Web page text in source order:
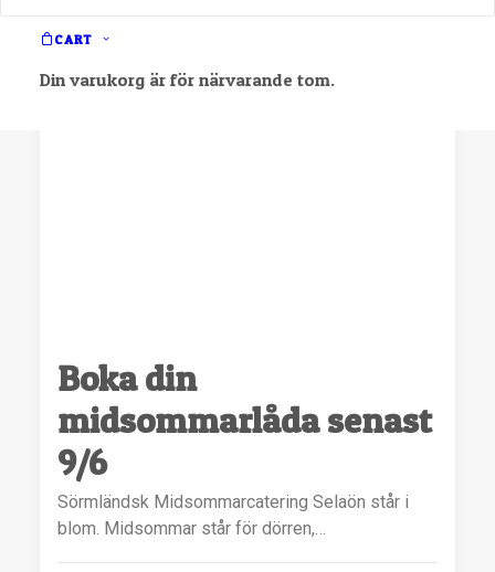
CART
Din varukorg är för närvarande tom.
av Rocco Gustafsson
Boka din
midsommarlåda senast
9/6
Sörmländsk Midsommarcatering Selaön står i
blom. Midsommar står för dörren,…